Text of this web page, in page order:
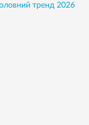
тренд 2026